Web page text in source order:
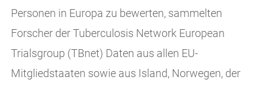
Personen in Europa zu bewerten, sammelten
Forscher der Tuberculosis Network European
Trialsgroup (TBnet) Daten aus allen EU-
Mitgliedstaaten sowie aus Island, Norwegen, der